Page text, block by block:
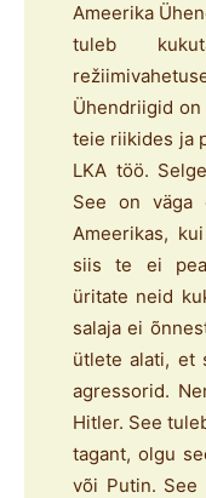
Ameerika
tuleb
Ühendriigid
teie riikides ja
LKA töö.
See on väga
Ameerikas,
siis te ei pea
üritate neid
salaja ei
ütlete alati, et
agressorid.
Hitler. See
tagant, olgu
või Putin. See